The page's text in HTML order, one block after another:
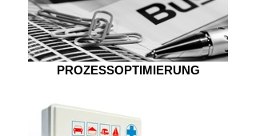
PROZESSOPTIMIERUNG